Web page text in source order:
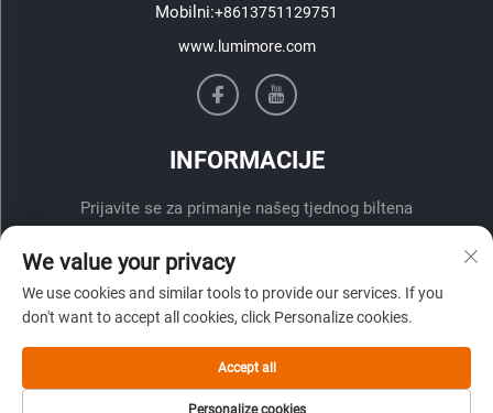
Mobilni:+8613751129751
www.lumimore.com
INFORMACIJE
Prijavite se za primanje našeg tjednog biltena
Pošalji
We value your privacy
We use cookies and similar tools to provide our services. If you
don't want to accept all cookies, click Personalize cookies.
Personalize cookies
Accept all